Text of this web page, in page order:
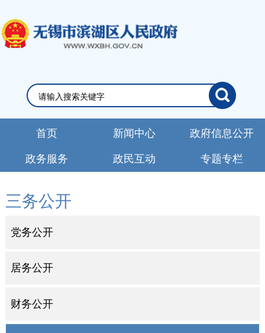
首页 新闻中心 政府信息公开
政务服务 政民互动 专题专栏
三务公开
党务公开
居务公开
财务公开